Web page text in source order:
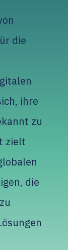
die
ihre
zu
zielt
die